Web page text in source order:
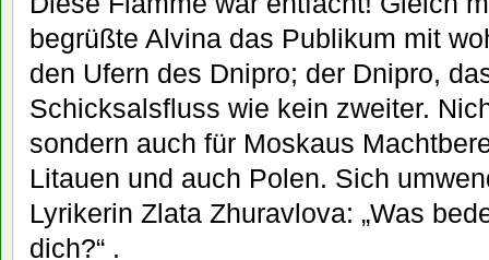
begrüßte Alvina das Publikum mit
den Ufern des Dnipro; der Dnipro,
Schicksalsfluss wie kein zweiter.
sondern auch für Moskaus
Litauen und auch Polen. Sich
Lyrikerin Zlata Zhuravlova: „Was
dich?“ .